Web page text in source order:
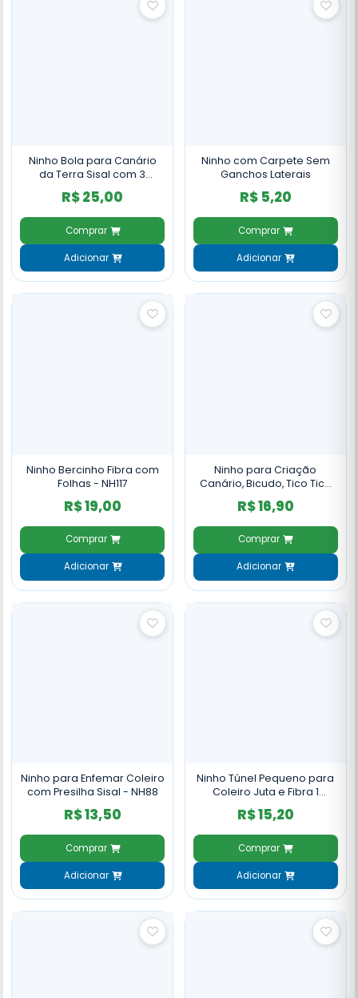
Ninho Bola para Canário
da Terra Sisal com 3
entradas - NH83
R$ 25,00
Comprar
Adicionar
Ninho com Carpete Sem
Ganchos Laterais
R$ 5,20
Comprar
Adicionar
Ninho Bercinho Fibra com
Folhas - NH117
R$ 19,00
Comprar
Adicionar
Ninho para Criação
Canário, Bicudo, Tico Tico
Sisal com Folhas - NH99
R$ 16,90
Comprar
Adicionar
Ninho para Enfemar Coleiro
com Presilha Sisal - NH88
R$ 13,50
Comprar
Adicionar
Ninho Túnel Pequeno para
Coleiro Juta e Fibra 1
Entrada - NH66
R$ 15,20
Comprar
Adicionar